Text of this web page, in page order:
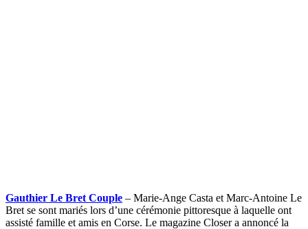
Gauthier Le Bret Couple – Marie-Ange Casta et Marc-Antoine Le
Bret se sont mariés lors d’une cérémonie pittoresque à laquelle ont
assisté famille et amis en Corse. Le magazine Closer a annoncé la